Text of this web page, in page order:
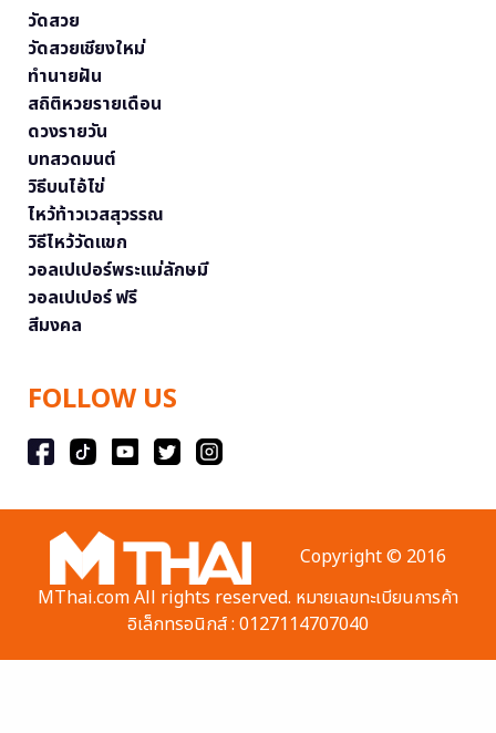
วัดสวย
วัดสวยเชียงใหม่
ทำนายฝัน
สถิติหวยรายเดือน
ดวงรายวัน
บทสวดมนต์
วิธีบนไอ้ไข่
ไหว้ท้าวเวสสุวรรณ
วิธีไหว้วัดแขก
วอลเปเปอร์พระแม่ลักษมี
วอลเปเปอร์ ฟรี
สีมงคล
FOLLOW US
Copyright © 2016
MThai.com All rights reserved. หมายเลขทะเบียนการค้า
อิเล็กทรอนิกส์ : 0127114707040